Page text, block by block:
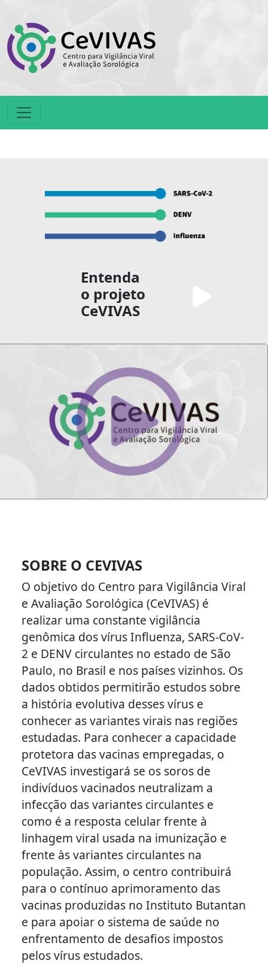
Entenda
o projeto
CeVIVAS
SOBRE O CEVIVAS
O objetivo do Centro para Vigilância Viral
e Avaliação Sorológica (CeVIVAS) é
realizar uma constante vigilância
genômica dos vírus Influenza, SARS-CoV-
2 e DENV circulantes no estado de São
Paulo, no Brasil e nos países vizinhos. Os
dados obtidos permitirão estudos sobre
a história evolutiva desses vírus e
conhecer as variantes virais nas regiões
estudadas. Para conhecer a capacidade
protetora das vacinas empregadas, o
CeVIVAS investigará se os soros de
indivíduos vacinados neutralizam a
infecção das variantes circulantes e
como é a resposta celular frente à
linhagem viral usada na imunização e
frente às variantes circulantes na
população. Assim, o centro contribuirá
para o contínuo aprimoramento das
vacinas produzidas no Instituto Butantan
e para apoiar o sistema de saúde no
enfrentamento de desafios impostos
pelos vírus estudados.